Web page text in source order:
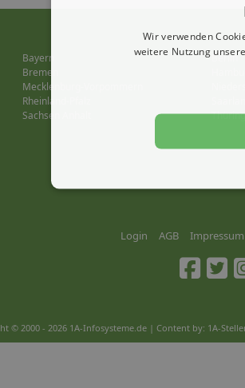
Bayern
Berlin
Bremen
Mecklenburg-Vorpommern
Rheinland-Pfalz
Sachsen Anhalt
Login AGB Impressum
© 2000 - 2026 1A-Infosysteme.de | Content by: 1A-
Wir verwenden
weitere Nutzung